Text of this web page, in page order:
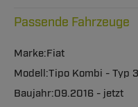
Passende Fahrzeuge
Fiat
Tipo Kombi - Typ
09.2016 - jetzt